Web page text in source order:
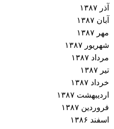
آذر ۱۳۸۷
آبان ۱۳۸۷
مهر ۱۳۸۷
شهریور ۱۳۸۷
مرداد ۱۳۸۷
تیر ۱۳۸۷
خرداد ۱۳۸۷
اردیبهشت ۱۳۸۷
فروردین ۱۳۸۷
اسفند ۱۳۸۶